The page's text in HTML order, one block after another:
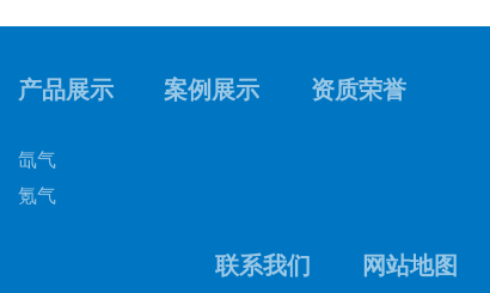
产品展示
氙气
氪气
案例展示 资质荣誉
联系我们 网站地图